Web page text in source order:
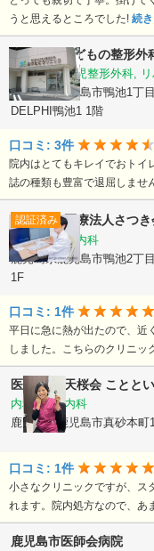
うと思えるところでした! 続
おとなとこどもの整形外
整形外科, 小児整形外科,
鹿児島県鹿児島市鴨池1丁
DELPHI鴨池1 1階
口コミ: 3件
院内はとてもキレイでおトイ
誌の種類も豊富で退屈しませ
認証済み 医療法人さつき
内科, 循環器内科
鹿児島県鹿児島市鴨池2丁
1F
口コミ: 1件
平日に急に熱が出たので、近
しました。こちらのクリニッ
医療法人 天桜会 ことと
内科, 血液内科
鹿児島県鹿児島市真砂本町
口コミ: 1件
小さなクリニックですが、ス
れます。院内処方なので、あ
鹿児島市医師会病院